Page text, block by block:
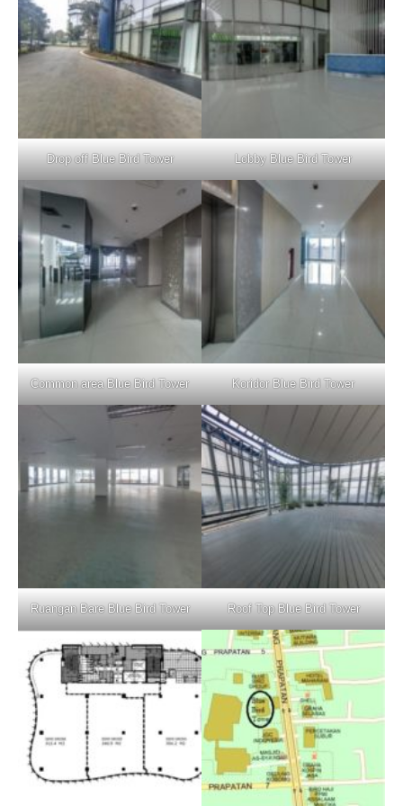
Drop off Blue Bird Tower Lobby Blue Bird Tower
Common area Blue Bird Tower Koridor Blue Bird Tower
Ruangan Bare Blue Bird Tower Roof Top Blue Bird Tower